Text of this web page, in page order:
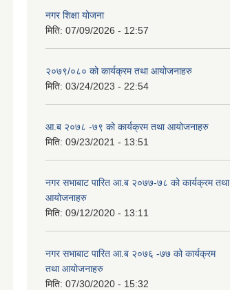
नगर शिक्षा योजना
मिति: 07/09/2026 - 12:57
२०७९/०८० को कार्यक्रम तथा आयोजनाहरु
मिति: 03/24/2023 - 22:54
आ.ब २०७८ -७९ को कार्यक्रम तथा आयोजनाहरु
मिति: 09/23/2021 - 13:51
नगर सभाबाट पारित आ.ब २०७७-७८ को कार्यक्रम तथा
आयोजनाहरु
मिति: 09/12/2020 - 13:11
नगर सभाबाट पारित आ.ब २०७६ -७७ को कार्यक्रम
तथा आयोजनाहरु
मिति: 07/30/2020 - 15:32